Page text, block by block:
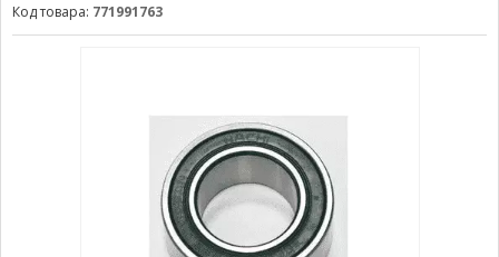
Код товара: 771991763